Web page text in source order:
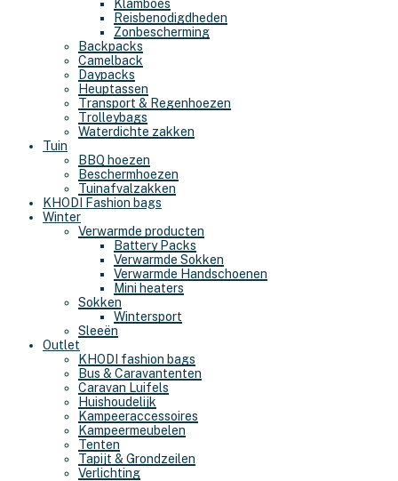
Klamboes
Reisbenodigdheden
Zonbescherming
Backpacks
Camelback
Daypacks
Heuptassen
Transport & Regenhoezen
Trolleybags
Waterdichte zakken
Tuin
BBQ hoezen
Beschermhoezen
Tuinafvalzakken
KHODI Fashion bags
Winter
Verwarmde producten
Battery Packs
Verwarmde Sokken
Verwarmde Handschoenen
Mini heaters
Sokken
Wintersport
Sleeën
Outlet
KHODI fashion bags
Bus & Caravantenten
Caravan Luifels
Huishoudelijk
Kampeeraccessoires
Kampeermeubelen
Tenten
Tapijt & Grondzeilen
Verlichting